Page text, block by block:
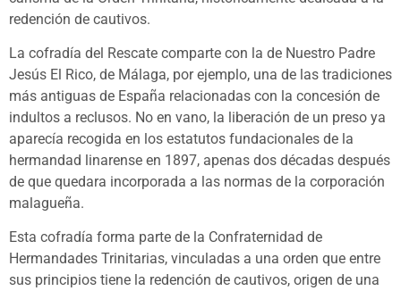
redención de cautivos.
La cofradía del Rescate comparte con la de Nuestro Padre
Jesús El Rico, de Málaga, por ejemplo, una de las tradiciones
más antiguas de España relacionadas con la concesión de
indultos a reclusos. No en vano, la liberación de un preso ya
aparecía recogida en los estatutos fundacionales de la
hermandad linarense en 1897, apenas dos décadas después
de que quedara incorporada a las normas de la corporación
malagueña.
Esta cofradía forma parte de la Confraternidad de
Hermandades Trinitarias, vinculadas a una orden que entre
sus principios tiene la redención de cautivos, origen de una